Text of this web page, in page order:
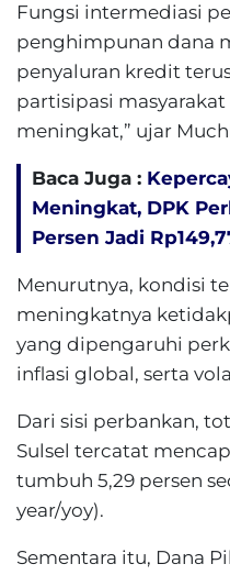
Fungsi intermediasi
penghimpunan dana
penyaluran kredit
partisipasi
meningkat,” ujar
Baca Juga :
Meningkat, DPK
Persen Jadi
Menurutnya, kondisi
meningkatnya
yang dipengaruhi
inflasi global, serta
Dari sisi perbankan,
Sulsel tercatat
tumbuh 5,29 persen
year/yoy).
Sementara itu, Dana